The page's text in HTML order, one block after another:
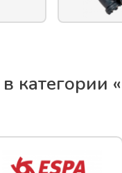
категории «